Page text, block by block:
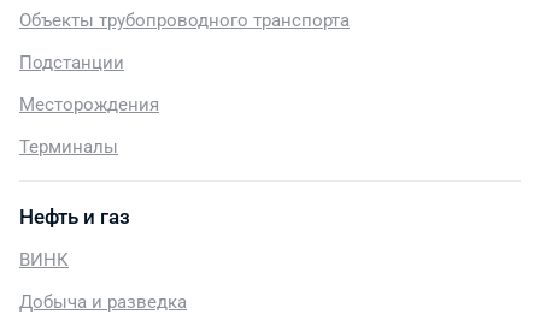
Объекты трубопроводного транспорта
Подстанции
Месторождения
Терминалы
Нефть и газ
ВИНК
Добыча и разведка